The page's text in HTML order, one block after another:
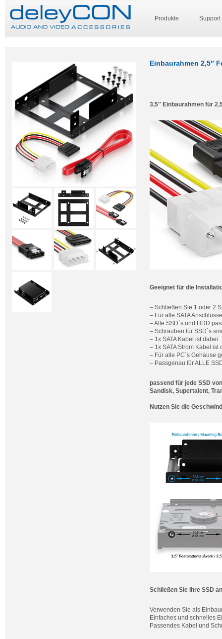
Produkte Support
Einbaurahmen 2,5″
3,5″ Einbaurahmen für
Geeignet für die
– Schließen Sie 1 oder 2
– Für alle SATA
– Alle SSD`s und HDD
– Schrauben für SSD`s
– 1x SATA Kabel ist dabei
– 1x SATA Strom Kabel ist
– Für alle PC`s Gehäuse
– Passgenau für ALLE
passend für jede SSD
Sandisk, Supertalent,
Nutzen Sie die
Schließen Sie Ihre SSD
Verwenden Sie als
Einfaches und schnelles
Passendes Kabel und